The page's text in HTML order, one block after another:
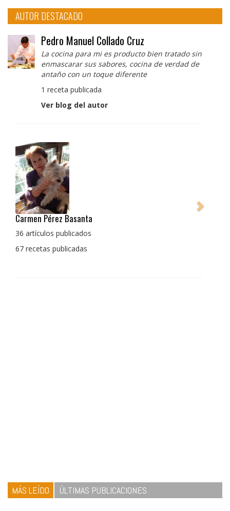
AUTOR DESTACADO
Pedro Manuel Collado Cruz
La cocina para mi es producto bien tratado sin
enmascarar sus sabores, cocina de verdad de
antaño con un toque diferente
1 receta publicada
Ver blog del autor
Pedro Manuel Collado Cruz
La cocina para mi es producto bien tratado sin
con un toque diferente